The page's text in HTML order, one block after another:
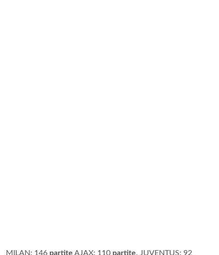
MILAN: 146 partite AJAX: 110 partite. JUVENTUS: 92